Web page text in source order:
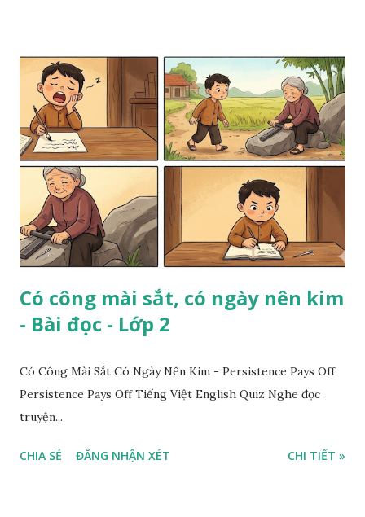
Có công mài sắt, có ngày nên kim
- Bài đọc - Lớp 2
Có Công Mài Sắt Có Ngày Nên Kim - Persistence Pays Off
Persistence Pays Off Tiếng Việt English Quiz Nghe đọc
truyện...
CHIA SẺ ĐĂNG NHẬN XÉT CHI TIẾT »